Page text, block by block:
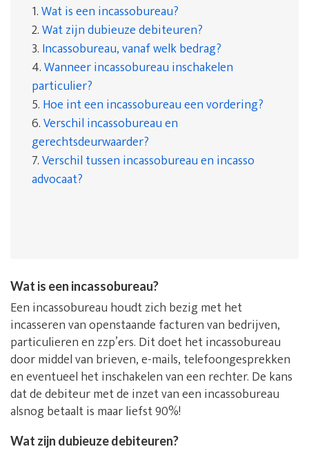
1.Wat is een incassobureau?
2.Wat zijn dubieuze debiteuren?
3. Incassobureau, vanaf welk bedrag?
4.Wanneer incassobureau inschakelen
particulier?
5. Hoe int een incassobureau een vordering?
6.Verschil incassobureau en
gerechtsdeurwaarder?
7.Verschil tussen incassobureau en incasso
advocaat?
Wat is een incassobureau?
Een incassobureau houdt zich bezig met het
incasseren van openstaande facturen van bedrijven,
particulieren en zzp’ers. Dit doet het incassobureau
door middel van brieven, e-mails, telefoongesprekken
en eventueel het inschakelen van een rechter. De kans
dat de debiteur met de inzet van een incassobureau
alsnog betaalt is maar liefst 90%!
Wat zijn dubieuze debiteuren?